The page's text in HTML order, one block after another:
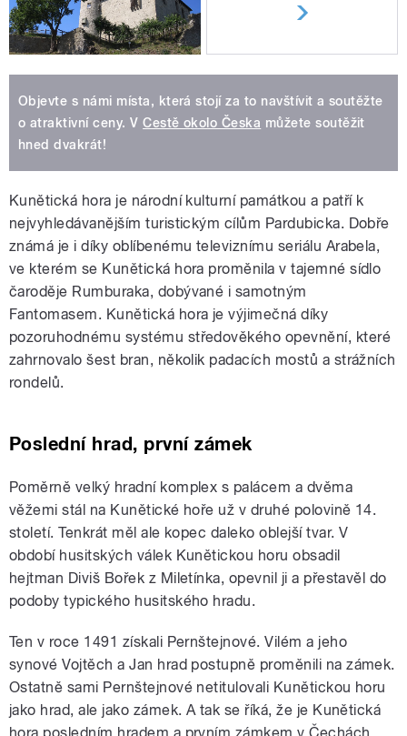
Objevte s námi místa, která stojí za to navštívit a soutěžte
o atraktivní ceny. VCestě okolo Česka můžete soutěžit
hned dvakrát!
Kunětická hora je národní kulturní památkou a patří k
nejvyhledávanějším turistickým cílům Pardubicka. Dobře
známá je i díky oblíbenému televiznímu seriálu Arabela,
ve kterém se Kunětická hora proměnila v tajemné sídlo
čaroděje Rumburaka, dobývané i samotným
Fantomasem. Kunětická hora je výjimečná díky
pozoruhodnému systému středověkého opevnění, které
zahrnovalo šest bran, několik padacích mostů a strážních
rondelů.
Poslední hrad, první zámek
Poměrně velký hradní komplex s palácem a dvěma
věžemi stál na Kunětické hoře už v druhé polovině 14.
století. Tenkrát měl ale kopec daleko oblejší tvar. V
období husitských válek Kunětickou horu obsadil
hejtman Diviš Bořek z Miletínka, opevnil ji a přestavěl do
podoby typického husitského hradu.
Ten v roce 1491 získali Pernštejnové. Vilém a jeho
synové Vojtěch a Jan hrad postupně proměnili na zámek.
Ostatně sami Pernštejnové netitulovali Kunětickou horu
jako hrad, ale jako zámek. A tak se říká, že je Kunětická